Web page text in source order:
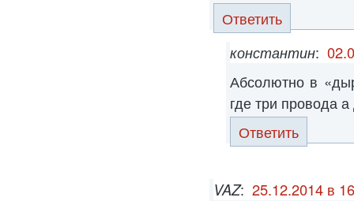
Ответить
константин:
Абсолютно в
где три провода
Ответить
VAZ: 25.12.2014 в